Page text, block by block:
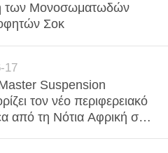
των Μονοσωματωδών
Σοκ
17
Suspension
τον νέο περιφερειακό
από τη Νότια Αφρική σε